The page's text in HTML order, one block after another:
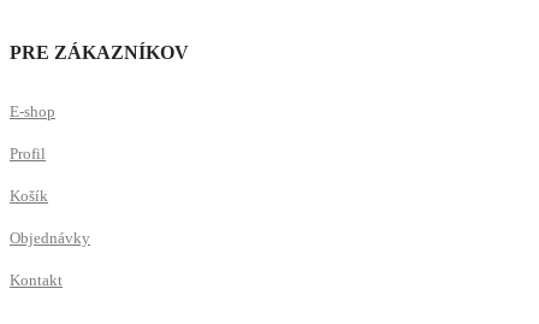
PRE ZÁKAZNÍKOV
E-shop
Profil
Košík
Objednávky
Kontakt